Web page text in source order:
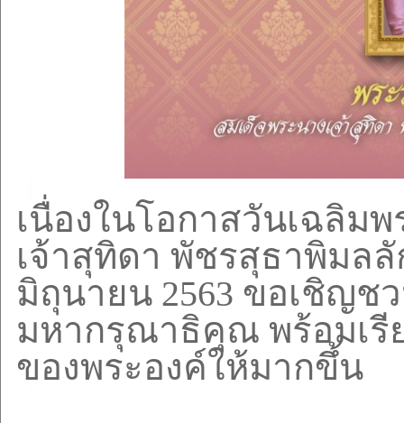
เนื่องในโอกาสวันเฉลิม
เจ้าสุทิดา พัชรสุธาพิมล
มิถุนายน 2563 ขอเชิญช
มหากรุณาธิคุณ พร้อมเรี
ของพระองค์ให้มากขึ้น